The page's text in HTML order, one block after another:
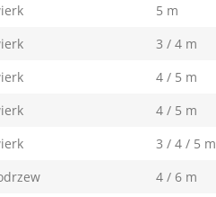
5 m
3 / 4 m
4 / 5 m
4 / 5 m
3 / 4 / 5 m
4 / 6 m